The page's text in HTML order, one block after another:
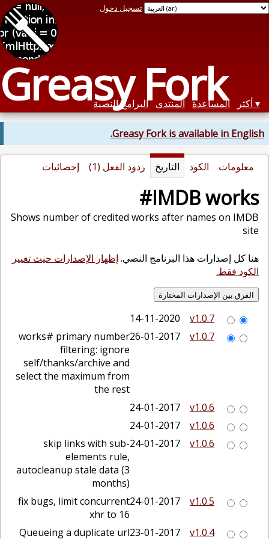
Greasy Fork
تسجيل دخول
البرامج النصية المنتدى المساعدة أكثر
Greasy Fork is available in English.
معلومات الكود التاريخ ردود الفعل (1) إحصائيات
IMDB works#
Shows number of credited works after names on IMDB
site
هنا كل إصدارات هذا البرنامج النصي. إظهار الإصدارات حيث تغيير
الكود فقط.
v1.0.7
14-11-2020
v1.0.7
26-01-2017
works# primary number
filtering: ignore
self/thanks/archive and
select the maximum from
the rest
v1.0.6
24-01-2017
v1.0.6
24-01-2017
v1.0.6
24-01-2017
skip links with sub-
elements rule,
autocleanup stale data (3
months)
v1.0.5
24-01-2017
fix bugs, limit concurrent
xhr to 16
v1.0.4
23-01-2017
Queueing a duplicate url